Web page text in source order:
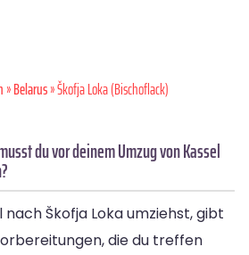
»Belarus» Škofja Loka (Bischoflack)
du vor deinem Umzug von Kassel
nach Škofja Loka umziehst, gibt
die du treffen